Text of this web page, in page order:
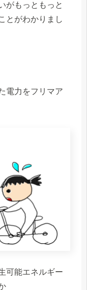
がもっともっと
とがわかりまし
電力をフリマア
可能エネルギー